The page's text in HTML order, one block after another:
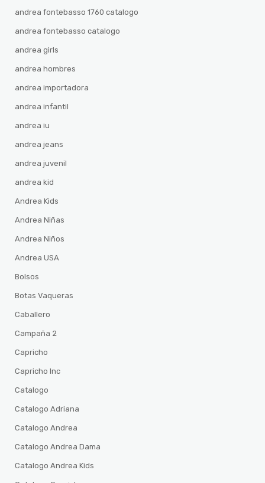
andrea fontebasso 1760 catalogo
andrea fontebasso catalogo
andrea girls
andrea hombres
andrea importadora
andrea infantil
andrea iu
andrea jeans
andrea juvenil
andrea kid
Andrea Kids
Andrea Niñas
Andrea Niños
Andrea USA
Bolsos
Botas Vaqueras
Caballero
Campaña 2
Capricho
Capricho Inc
Catalogo
Catalogo Adriana
Catalogo Andrea
Catalogo Andrea Dama
Catalogo Andrea Kids